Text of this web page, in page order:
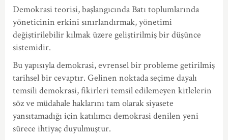
Demokrasi teorisi, başlangıcında Batı toplumlarında
yöneticinin erkini sınırlandırmak, yönetimi
değiştirilebilir kılmak üzere geliştirilmiş bir düşünce
sistemidir.
Bu yapısıyla demokrasi, evrensel bir probleme getirilmiş
tarihsel bir cevaptır. Gelinen noktada seçime dayalı
temsili demokrasi, fikirleri temsil edilemeyen kitlelerin
söz ve müdahale haklarını tam olarak siyasete
yansıtamadığı için katılımcı demokrasi denilen yeni
sürece ihtiyaç duyulmuştur.